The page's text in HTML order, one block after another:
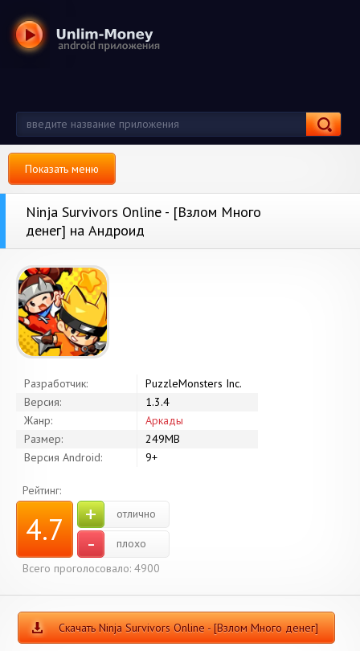
Показать меню
Ninja Survivors Online - [Взлом Много
денег] на Андроид
Разработчик:
PuzzleMonsters Inc.
Версия:
1.3.4
Жанр:
Аркады
Размер:
249MB
Версия Android:
9+
Рейтинг:
4.7 + отлично
-
плохо
Всего проголосовало: 4900
Скачать Ninja Survivors Online - [Взлом Много денег]